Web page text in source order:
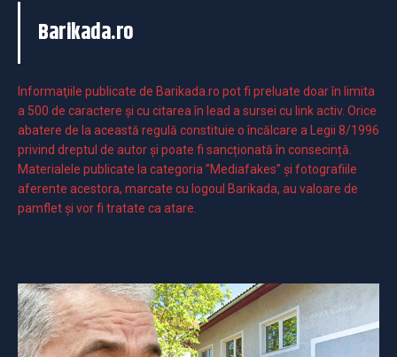
Barikada.ro
Informaţiile publicate de Barikada.ro pot fi preluate doar în limita
a 500 de caractere şi cu citarea în lead a sursei cu link activ. Orice
abatere de la această regulă constituie o încălcare a Legii 8/1996
privind dreptul de autor și poate fi sancționată în consecință.
Materialele publicate la categoria ”Mediafakes” și fotografiile
aferente acestora, marcate cu logoul Barikada, au valoare de
pamflet și vor fi tratate ca atare.